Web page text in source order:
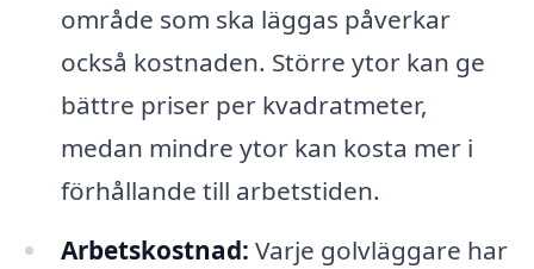
område som ska läggas påverkar
också kostnaden. Större ytor kan ge
bättre priser per kvadratmeter,
medan mindre ytor kan kosta mer i
förhållande till arbetstiden.
Arbetskostnad: Varje golvläggare har